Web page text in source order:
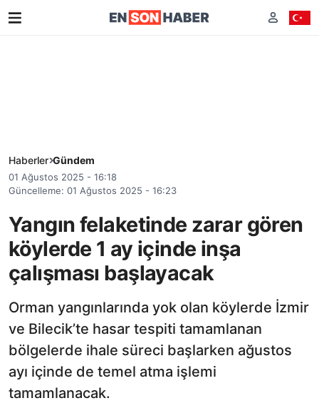
Haberler Gündem
01 Ağustos 2025 - 16:18
Güncelleme: 01 Ağustos 2025 - 16:23
Yangın felaketinde zarar gören
köylerde 1 ay içinde inşa
çalışması başlayacak
Orman yangınlarında yok olan köylerde İzmir
ve Bilecik’te hasar tespiti tamamlanan
bölgelerde ihale süreci başlarken ağustos
ayı içinde de temel atma işlemi
tamamlanacak.